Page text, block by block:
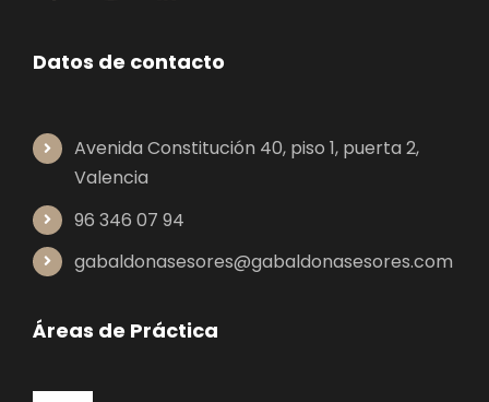
Datos de contacto
Avenida Constitución 40, piso 1, puerta 2,
Valencia
96 346 07 94
gabaldonasesores@gabaldonasesores.com
Áreas de Práctica